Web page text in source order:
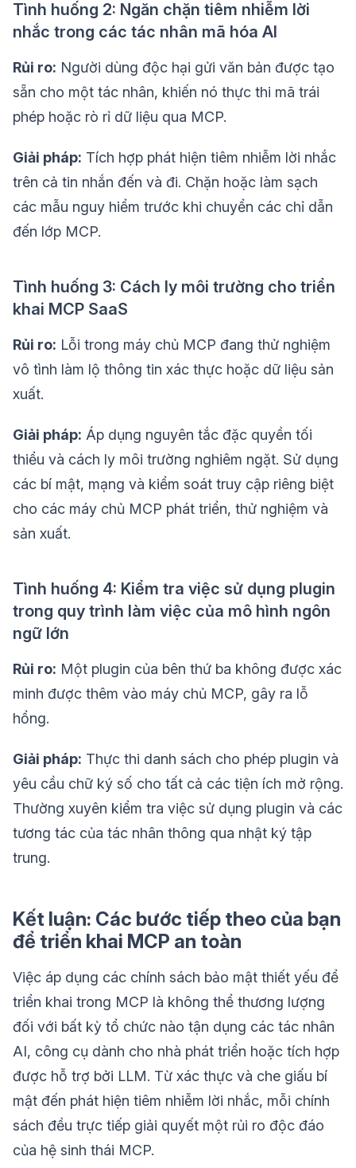
Tình huống 2: Ngăn chặn tiêm nhiễm lời
nhắc trong các tác nhân mã hóa AI
Rủi ro: Người dùng độc hại gửi văn bản được tạo
sẵn cho một tác nhân, khiến nó thực thi mã trái
phép hoặc rò rỉ dữ liệu qua MCP.
Giải pháp: Tích hợp phát hiện tiêm nhiễm lời nhắc
trên cả tin nhắn đến và đi. Chặn hoặc làm sạch
các mẫu nguy hiểm trước khi chuyển các chỉ dẫn
đến lớp MCP.
Tình huống 3: Cách ly môi trường cho triển
khai MCP SaaS
Rủi ro: Lỗi trong máy chủ MCP đang thử nghiệm
vô tình làm lộ thông tin xác thực hoặc dữ liệu sản
xuất.
Giải pháp: Áp dụng nguyên tắc đặc quyền tối
thiểu và cách ly môi trường nghiêm ngặt. Sử dụng
các bí mật, mạng và kiểm soát truy cập riêng biệt
cho các máy chủ MCP phát triển, thử nghiệm và
sản xuất.
Tình huống 4: Kiểm tra việc sử dụng plugin
trong quy trình làm việc của mô hình ngôn
ngữ lớn
Rủi ro: Một plugin của bên thứ ba không được xác
minh được thêm vào máy chủ MCP, gây ra lỗ
hổng.
Giải pháp: Thực thi danh sách cho phép plugin và
yêu cầu chữ ký số cho tất cả các tiện ích mở rộng.
Thường xuyên kiểm tra việc sử dụng plugin và các
tương tác của tác nhân thông qua nhật ký tập
trung.
Kết luận: Các bước tiếp theo của bạn
để triển khai MCP an toàn
Việc áp dụng các chính sách bảo mật thiết yếu để
triển khai trong MCP là không thể thương lượng
đối với bất kỳ tổ chức nào tận dụng các tác nhân
AI, công cụ dành cho nhà phát triển hoặc tích hợp
được hỗ trợ bởi LLM. Từ xác thực và che giấu bí
mật đến phát hiện tiêm nhiễm lời nhắc, mỗi chính
sách đều trực tiếp giải quyết một rủi ro độc đáo
của hệ sinh thái MCP.